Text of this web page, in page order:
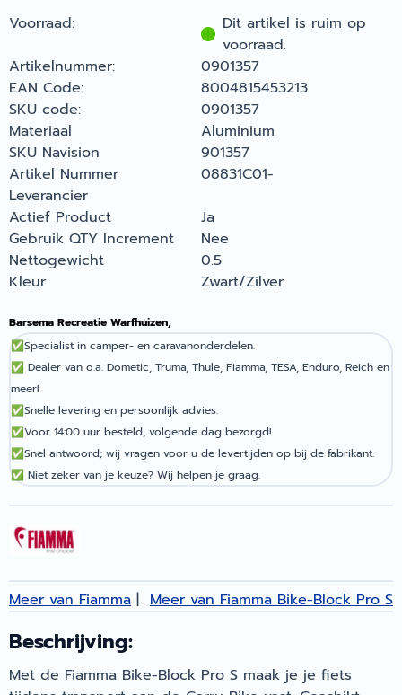
Voorraad:
Dit artikel is ruim op
voorraad.
Artikelnummer:
0901357
EAN Code:
8004815453213
SKU code:
0901357
Materiaal
Aluminium
SKU Navision
901357
Artikel Nummer
Leverancier
08831C01-
Actief Product
Ja
Gebruik QTY Increment
Nee
Nettogewicht
0.5
Kleur
Zwart/Zilver
Barsema Recreatie Warfhuizen,
✅Specialist in camper- en caravanonderdelen.
✅ Dealer van o.a. Dometic, Truma, Thule, Fiamma, TESA, Enduro, Reich en
meer!
✅Snelle levering en persoonlijk advies.
✅Voor 14:00 uur besteld, volgende dag bezorgd!
✅Snel antwoord; wij vragen voor u de levertijden op bij de fabrikant.
✅ Niet zeker van je keuze? Wij helpen je graag.
Meer van Fiamma | Meer van Fiamma Bike-Block Pro S
Beschrijving:
Met de Fiamma Bike-Block Pro S maak je je fiets